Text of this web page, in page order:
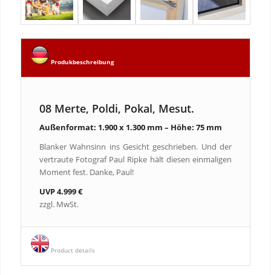
Produkbeschreibung
08 Merte, Poldi, Pokal, Mesut.
Außenformat: 1.900 x 1.300 mm – Höhe: 75 mm
Blanker Wahnsinn ins Gesicht geschrieben. Und der
vertraute Fotograf Paul Ripke hält diesen einmaligen
Moment fest. Danke, Paul!
UVP 4.999 €
zzgl. MwSt.
Product details